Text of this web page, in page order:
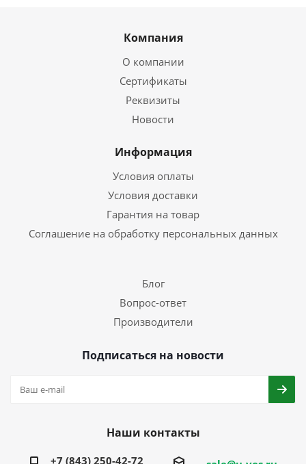
Компания
О компании
Сертификаты
Реквизиты
Новости
Информация
Условия оплаты
Условия доставки
Гарантия на товар
Соглашение на обработку персональных данных
Блог
Вопрос-ответ
Производители
Подписаться на новости
Наши контакты
+7 (843) 250-42-72